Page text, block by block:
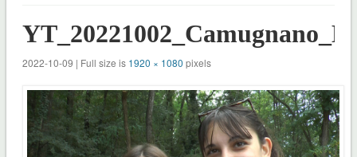
2022-10-09 | Full size is 1920 × 1080 pixels